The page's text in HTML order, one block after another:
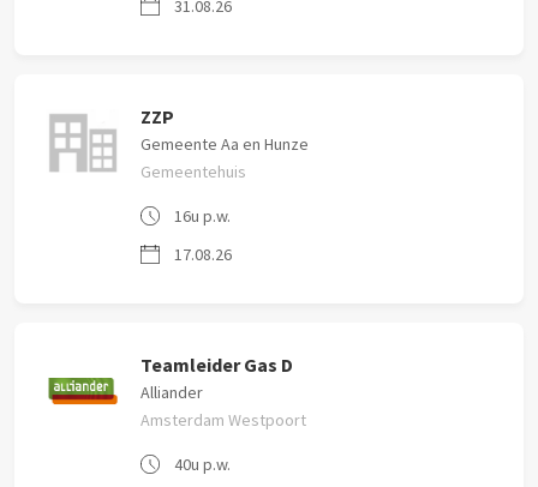
31.08.26
ZZP
Gemeente Aa en Hunze
Gemeentehuis
16u p.w.
17.08.26
Teamleider Gas D
Alliander
Amsterdam Westpoort
40u p.w.